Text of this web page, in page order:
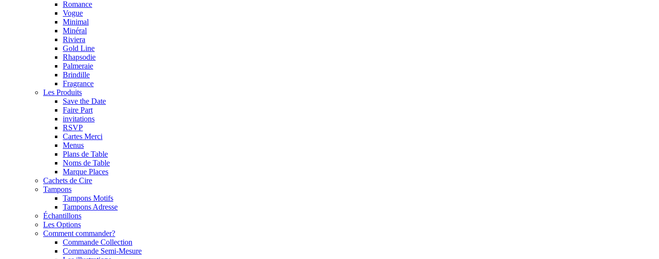
Romance
Vogue
Minimal
Minéral
Riviera
Gold Line
Rhapsodie
Palmeraie
Brindille
Fragrance
Les Produits
Save the Date
Faire Part
invitations
RSVP
Cartes Merci
Menus
Plans de Table
Noms de Table
Marque Places
Cachets de Cire
Tampons
Tampons Motifs
Tampons Adresse
Échantillons
Les Options
Comment commander?
Commande Collection
Commande Semi-Mesure